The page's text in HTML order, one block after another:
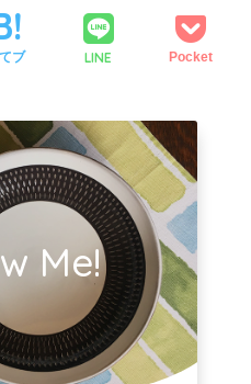
ブ LINE Pocket
Me!